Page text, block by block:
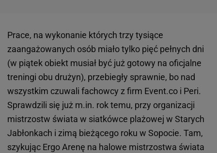
Prace, na wykonanie których trzy tysiące
zaangażowanych osób miało tylko pięć pełnych dni
(w piątek obiekt musiał być już gotowy na oficjalne
treningi obu drużyn), przebiegły sprawnie, bo nad
wszystkim czuwali fachowcy z firm Event.co i Peri.
Sprawdzili się już m.in. rok temu, przy organizacji
mistrzostw świata w siatkówce plażowej w Starych
Jabłonkach i zimą bieżącego roku w Sopocie. Tam,
szykując Ergo Arenę na halowe mistrzostwa świata